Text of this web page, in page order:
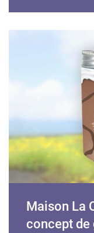
Maison La
concept de